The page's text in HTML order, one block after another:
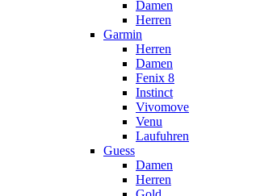
Damen
Herren
Garmin
Herren
Damen
Fenix 8
Instinct
Vivomove
Venu
Laufuhren
Guess
Damen
Herren